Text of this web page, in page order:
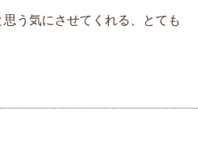
う気にさせてくれる、とても